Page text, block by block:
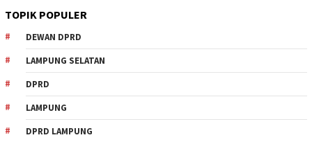
TOPIK POPULER
DEWAN DPRD
LAMPUNG SELATAN
DPRD
LAMPUNG
DPRD LAMPUNG